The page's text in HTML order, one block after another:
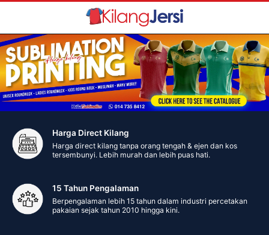
Harga Direct Kilang
Harga direct kilang tanpa orang tengah & ejen dan kos
tersembunyi. Lebih murah dan lebih puas hati.
15 Tahun Pengalaman
Berpengalaman lebih 15 tahun dalam industri percetakan
pakaian sejak tahun 2010 hingga kini.